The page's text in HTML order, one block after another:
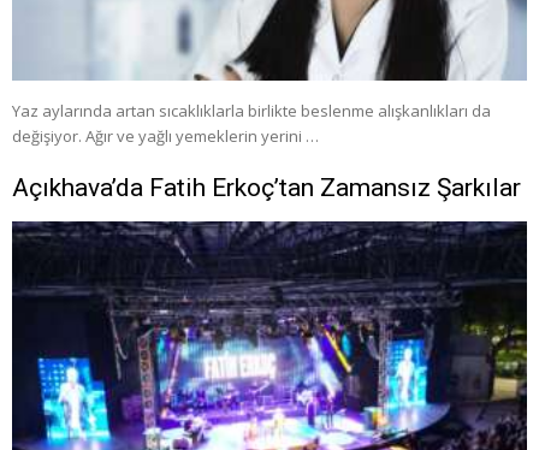
Yaz aylarında artan sıcaklıklarla birlikte beslenme alışkanlıkları da
değişiyor. Ağır ve yağlı yemeklerin yerini …
Açıkhava’da Fatih Erkoç’tan Zamansız Şarkılar